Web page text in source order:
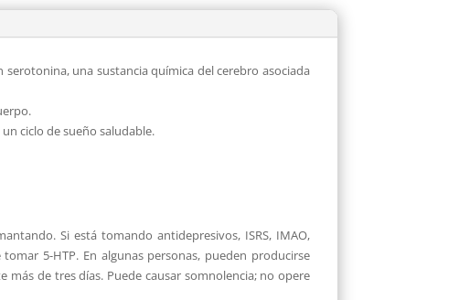
una sustancia química del cerebro asociada
ciclo de sueño saludable.
Si está tomando antidepresivos, ISRS, IMAO,
5-HTP. En algunas personas, pueden producirse
de tres días. Puede causar somnolencia; no opere